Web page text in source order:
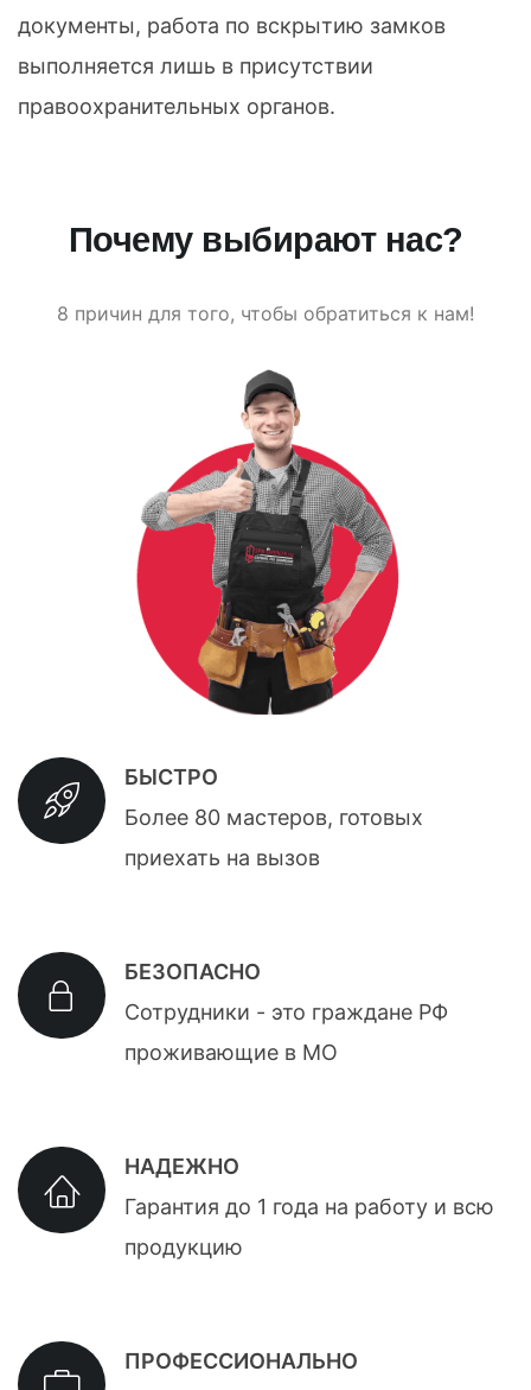
документы, работа по вскрытию замков
выполняется лишь в присутствии
правоохранительных органов.
Почему выбирают нас?
8 причин для того, чтобы обратиться к нам!
БЫСТРО
Более 80 мастеров, готовых
приехать на вызов
БЕЗОПАСНО
Сотрудники - это граждане РФ
проживающие в МО
НАДЕЖНО
Гарантия до 1 года на работу и всю
продукцию
ПРОФЕССИОНАЛЬНО